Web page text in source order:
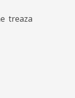
treaza